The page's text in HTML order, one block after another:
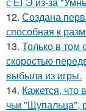
12. Создана
способная к
13. Только в том
скоростью
выбыла из игры.
14. Кажется, что
чьи "Щупальца",